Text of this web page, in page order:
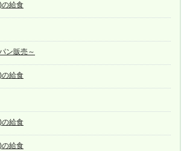
の給食
ン販売～
の給食
の給食
の給食